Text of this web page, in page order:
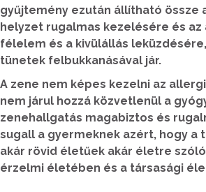
gyűjtemény ezután állítható össze
helyzet rugalmas kezelésére és az
félelem és a kivülállás
tünetek felbukkanásával jár.
A zene nem képes kezelni az
nem járul hozzá közvetlenül a
zenehallgatás magabiztos és
sugall a gyermeknek azért, hogy a
akár rövid életűek akár életre
érzelmi életében és a társasági